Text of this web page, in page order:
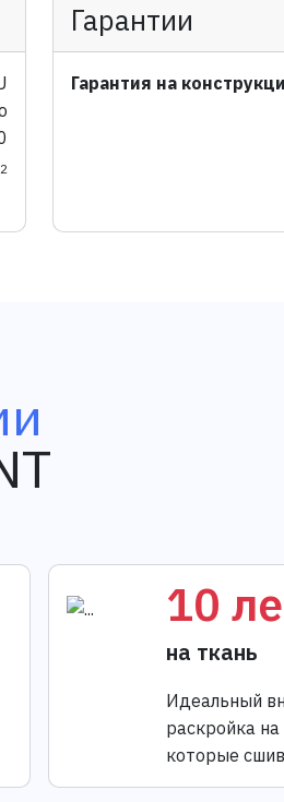
2
Гарантии
Гарантия на
10
на ткань
Идеальный
раскройка
которые